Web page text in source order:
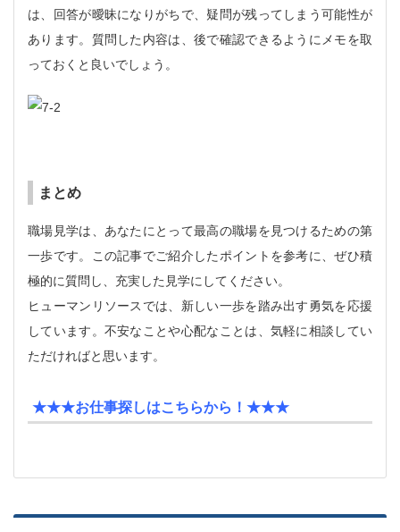
は、回答が曖昧になりがちで、疑問が残ってしまう可能性が
あります。質問した内容は、後で確認できるようにメモを取
っておくと良いでしょう。
まとめ
職場見学は、あなたにとって最高の職場を見つけるための第
一歩です。この記事でご紹介したポイントを参考に、ぜひ積
極的に質問し、充実した見学にしてください。
ヒューマンリソースでは、新しい一歩を踏み出す勇気を応援
しています。不安なことや心配なことは、気軽に相談してい
ただければと思います。
★★★お仕事探しはこちらから！★★★